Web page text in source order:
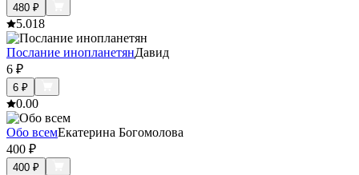
480 ₽
5.018
Послание инопланетянДавид
6 ₽
6 ₽
0.00
Обо всемЕкатерина Богомолова
400 ₽
400 ₽